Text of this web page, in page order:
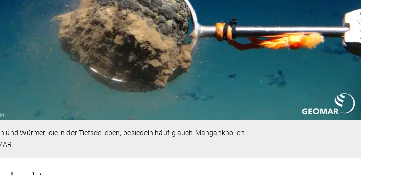
und Würmer, die in der Tiefsee leben, besiedeln häufig auch Manganknollen.